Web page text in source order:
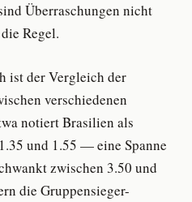
Überraschungen nicht
Regel.
ist der Vergleich der
verschiedenen
notiert Brasilien als
und 1.55 — eine Spanne
zwischen 3.50 und
die Gruppensieger-